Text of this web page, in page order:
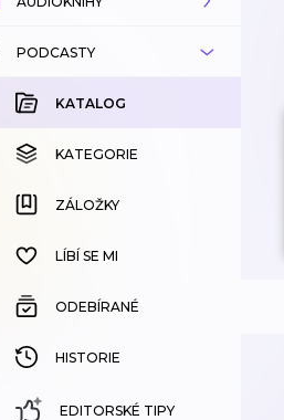
KATALOG
KOUPENÉ
KATEGORIE
ZÁLOŽKY
HISTORIE
PODCASTY
KATALOG
KATEGORIE
ZÁLOŽKY
LÍBÍ SE MI
ODEBÍRANÉ
HISTORIE
EDITORSKÉ TIPY